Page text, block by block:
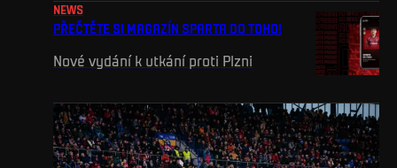
NEWS
PŘEČTĚTE SI MAGAZÍN SPARTA DO TOHO!
Nové vydání k utkání proti Plzni